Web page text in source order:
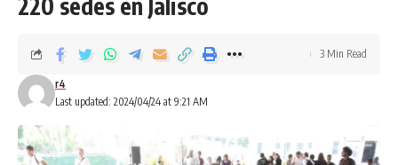
Last updated: 2024/04/24 at 9:21 AM
r4
3 Min Read